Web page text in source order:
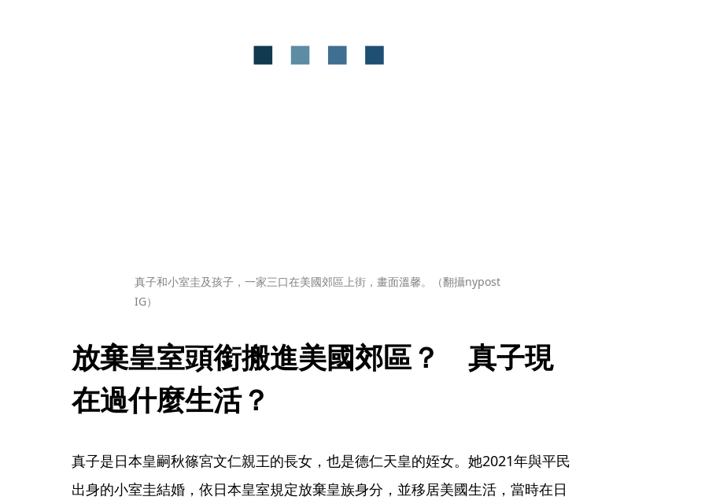
真子和小室圭及孩子，一家三口在美國郊區上街，畫面溫馨。（翻攝nypost
IG）
放棄皇室頭銜搬進美國郊區？　真子現
在過什麼生活？
真子是日本皇嗣秋篠宮文仁親王的長女，也是德仁天皇的姪女。她2021年與平民
出身的小室圭結婚，依日本皇室規定放棄皇族身分，並移居美國生活，當時在日